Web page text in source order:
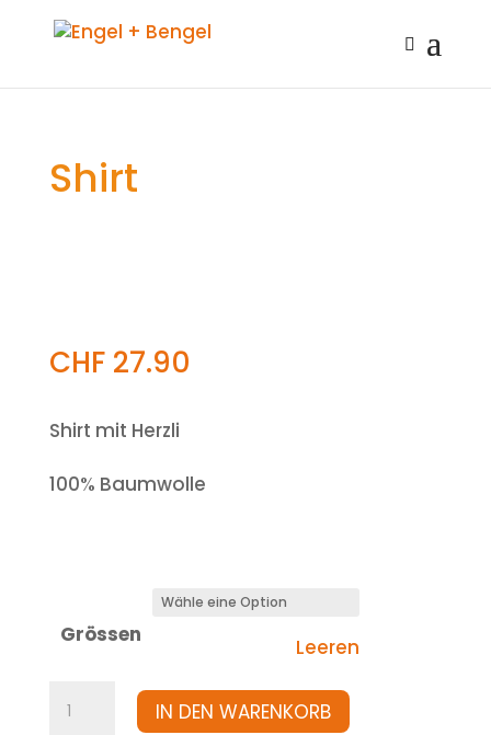
Shirt
CHF27.90
Shirt mit Herzli
100% Baumwolle
Grössen
Leeren
Shirt
IN DEN WARENKORB